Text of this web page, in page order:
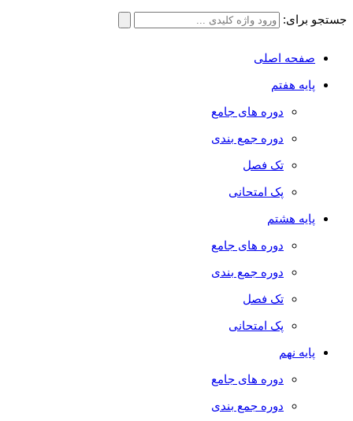
جستجو برای:
صفحه اصلی
پایه هفتم
دوره های جامع
دوره جمع بندی
تک فصل
پک امتحانی
پایه هشتم
دوره های جامع
دوره جمع بندی
تک فصل
پک امتحانی
پایه نهم
دوره های جامع
دوره جمع بندی